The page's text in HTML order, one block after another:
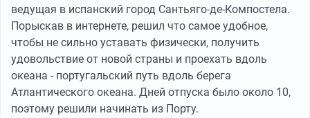
ведущая в испанский город Сантьяго-де-Компостела.
Порыскав в интернете, решил что самое удобное,
чтобы не сильно уставать физически, получить
удовольствие от новой страны и проехать вдоль
океана - португальский путь вдоль берега
Атлантического океана. Дней отпуска было около 10,
поэтому решили начинать из Порту.